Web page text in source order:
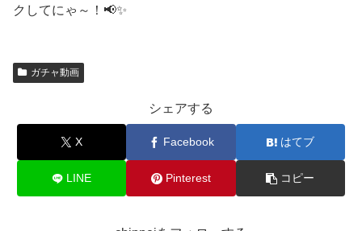
クしてにゃ～！📢✨
ガチャ動画
シェアする
X Facebook はてブ
LINE Pinterest コピー